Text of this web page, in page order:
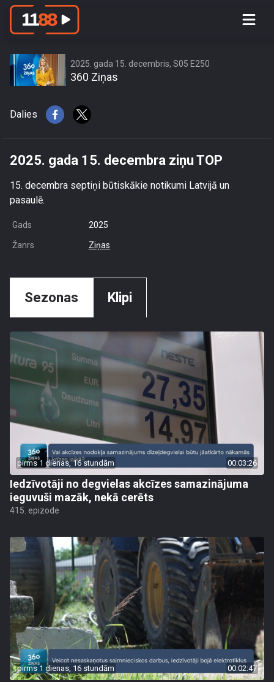
2025. gada 15. decembris, S05 E250
360 Ziņas
Dalies
2025. gada 15. decembra ziņu TOP
15. decembra septiņi būtiskākie notikumi Latvijā un
pasaulē.
Gads 2025
Žanrs Ziņas
Sezonas Klipi
pirms 1 dienas, 16 stundām 00:03:26
Iedzīvotāji no degvielas akcīzes samazinājuma
ieguvuši mazāk, nekā cerēts
415. epizode
pirms 1 dienas, 16 stundām 00:02:47